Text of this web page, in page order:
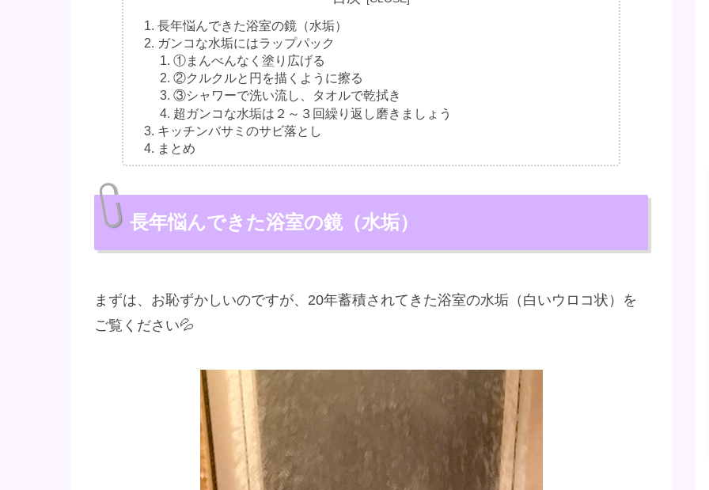
長年悩んできた浴室の鏡（水垢）
ガンコな水垢にはラップパック
①まんべんなく塗り広げる
②クルクルと円を描くように擦る
③シャワーで洗い流し、タオルで乾拭き
超ガンコな水垢は２～３回繰り返し磨きましょう
キッチンバサミのサビ落とし
まとめ
長年悩んできた浴室の鏡（水垢）
まずは、お恥ずかしいのですが、20年蓄積されてきた浴室の水垢（白いウロコ状）を
ご覧ください💦